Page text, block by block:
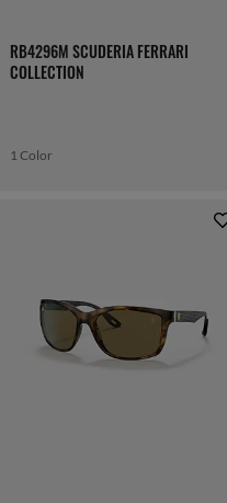
RB4296M SCUDERIA FERRARI
COLLECTION
1 Color